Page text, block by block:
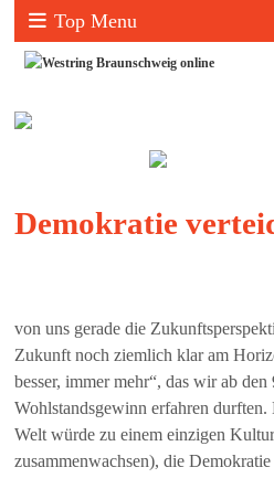
Top Menu
Demokratie
von uns gerade die
Zukunft noch ziemlich klar am
besser, immer mehr“, das wir ab
Wohlstandsgewinn erfahren
Welt würde zu einem einzigen
zusammenwachsen), die